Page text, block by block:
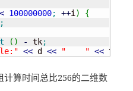
< 100000000; ++i)
{
;
( ) - tk;
<< d << "    " << tk
算时间总比256的二维数